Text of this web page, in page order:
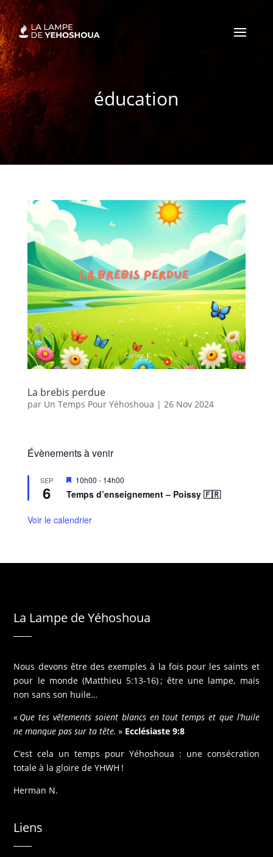
éducation
La brebis perdue
par Un Temps Pour Yéhoshoua | 26 Nov 2024
Évènements à venir
SEP
6
M
s
n
10h00 - 14h00
Temps d’enseignement – Poissy 🇫🇷
Voir le calendrier
La Lampe de Yéhoshoua
Nous devons être des exemples à la fois pour les saints et
pour le monde (Matthieu 5:13-16) ; être une lampe, mais
non sans son huile…
« Que tes vêtements soient blancs en tout temps et que l’huile
ne manque pas sur ta tête. » Ecclésiaste 9:8
C’est cela un temps pour Yéhoshoua : une consécration
totale à la gloire de YHWH !
Herman N.
Liens